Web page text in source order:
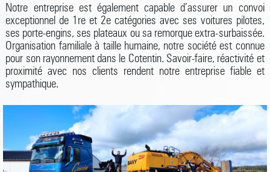
Notre entreprise est également capable d’assurer un convoi
exceptionnel de 1re et 2e catégories avec ses voitures pilotes,
ses porte-engins, ses plateaux ou sa remorque extra-surbaissée.
Organisation familiale à taille humaine, notre société est connue
pour son rayonnement dans le Cotentin. Savoir-faire, réactivité et
proximité avec nos clients rendent notre entreprise fiable et
sympathique.